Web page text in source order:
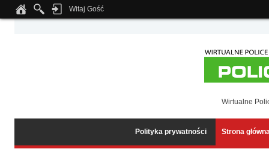
Notice: Undefined index: tapatalk_body_hook in
Witaj Gość
Wirtualne
Polityka prywatności Strona